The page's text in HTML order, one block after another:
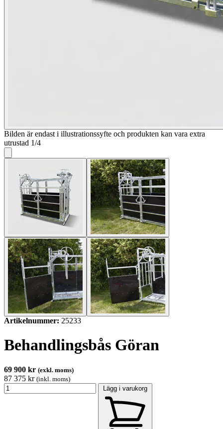
Bilden är endast i illustrationssyfte och produkten kan vara extra
utrustad 1/4
Artikelnummer: 25233
Behandlingsbås Göran
69 900 kr (exkl. moms)
87 375 kr (inkl. moms)
Lägg i varukorg